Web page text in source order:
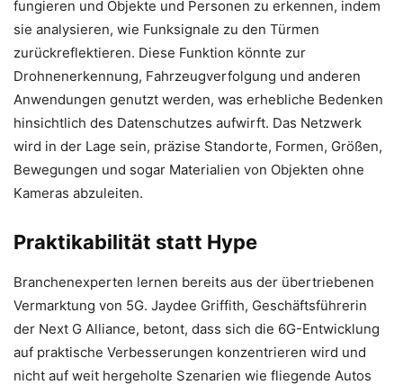
fungieren und Objekte und Personen zu erkennen, indem
sie analysieren, wie Funksignale zu den Türmen
zurückreflektieren. Diese Funktion könnte zur
Drohnenerkennung, Fahrzeugverfolgung und anderen
Anwendungen genutzt werden, was erhebliche Bedenken
hinsichtlich des Datenschutzes aufwirft. Das Netzwerk
wird in der Lage sein, präzise Standorte, Formen, Größen,
Bewegungen und sogar Materialien von Objekten ohne
Kameras abzuleiten.
Praktikabilität statt Hype
Branchenexperten lernen bereits aus der übertriebenen
Vermarktung von 5G. Jaydee Griffith, Geschäftsführerin
der Next G Alliance, betont, dass sich die 6G-Entwicklung
auf praktische Verbesserungen konzentrieren wird und
nicht auf weit hergeholte Szenarien wie fliegende Autos